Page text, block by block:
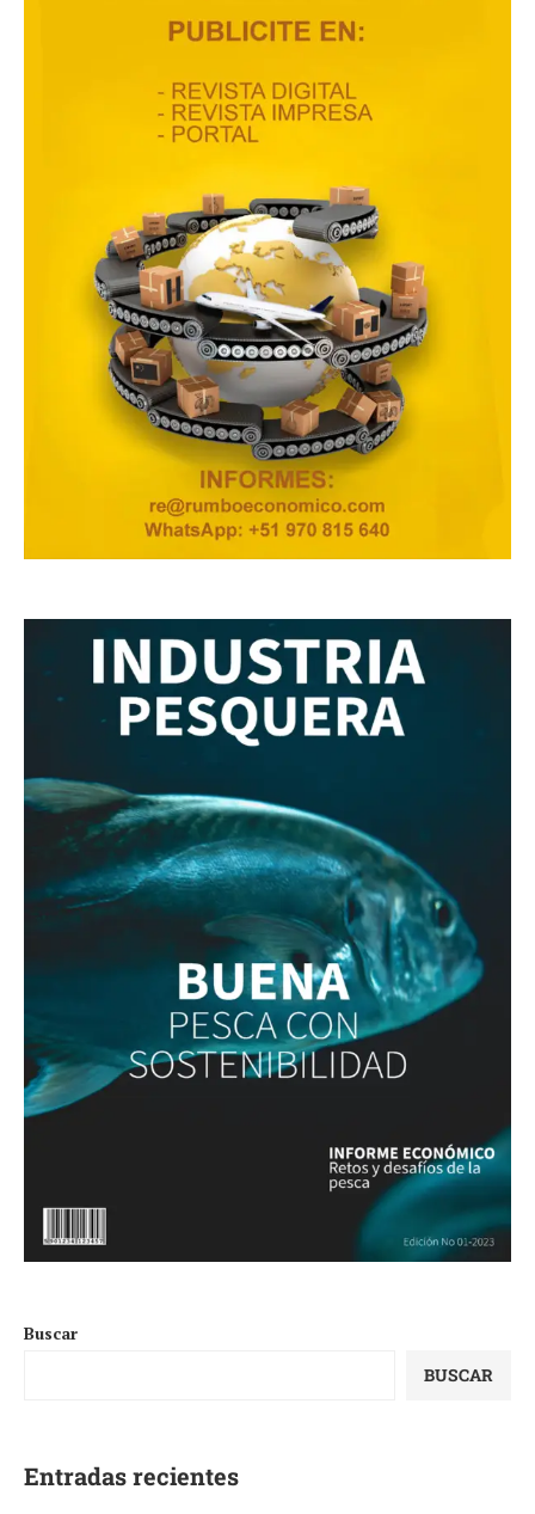
Buscar
BUSCAR
Entradas recientes